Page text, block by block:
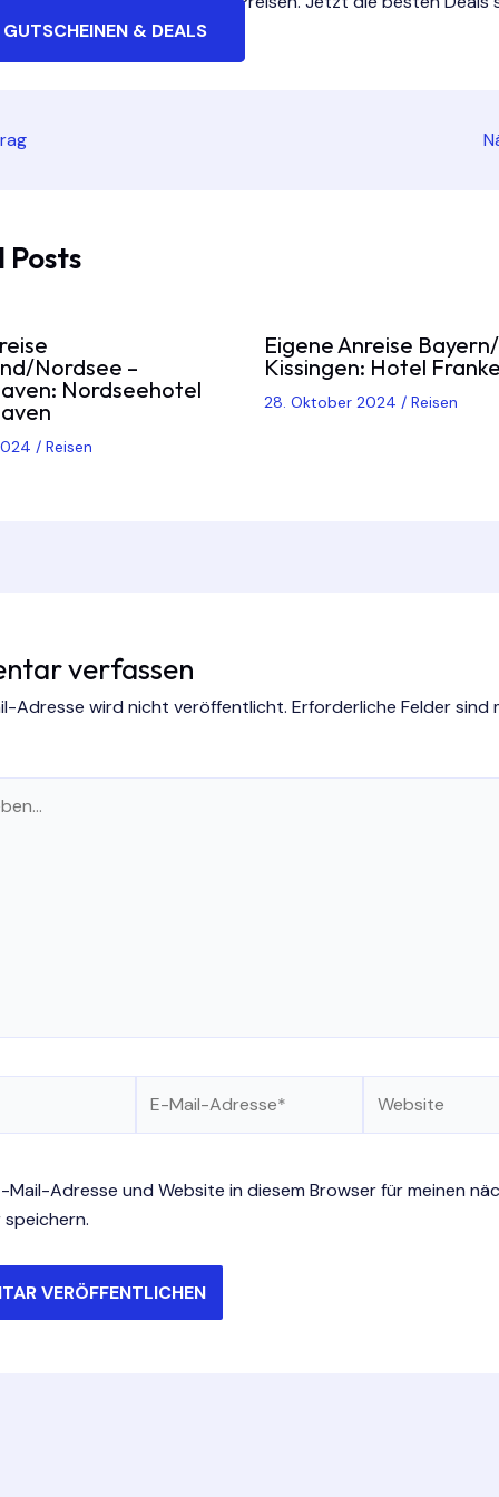
& DEALS
Nordsee –
Nordseehotel
/ Reisen
Eigene Anreise
Kissingen: Hotel
28. Oktober 2024 / Reisen
verfassen
Adresse wird nicht veröffentlicht. Erforderliche Felder sind
Mail-
Mail-Adresse und Website in diesem Browser für meinen